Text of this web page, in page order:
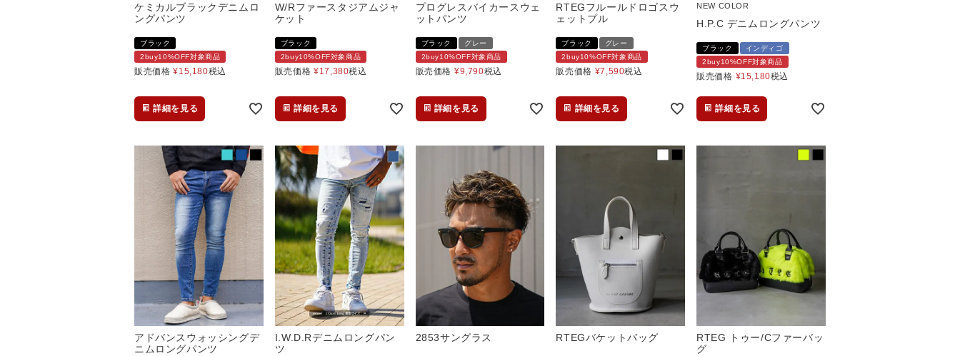
ケミカルブラックデニムロ
ングパンツ
ブラック
2buy10%OFF対象商品
販売価格 ¥15,180税込
詳細を見る
W/Rファースタジアムジャ
ケット
ブラック
2buy10%OFF対象商品
販売価格 ¥17,380税込
詳細を見る
プログレスバイカースウェ
ットパンツ
ブラック
グレー
2buy10%OFF対象商品
販売価格 ¥9,790税込
詳細を見る
RTEGフルールドロゴスウ
ェットプル
ブラック
グレー
2buy10%OFF対象商品
販売価格 ¥7,590税込
詳細を見る
NEW COLOR
H.P.C デニムロングパンツ
ブラック
インディゴ
2buy10%OFF対象商品
販売価格 ¥15,180税込
詳細を見る
アドバンスウォッシングデ
ニムロングパンツ
I.W.D.Rデニムロングパン
ツ
2853サングラス RTEGバケットバッグ
RTEG トゥー/Cファーバッ
グ